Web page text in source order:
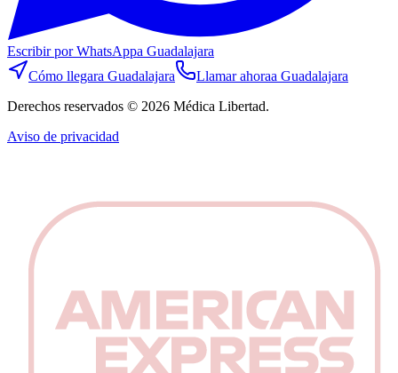
Escribir por WhatsAppa Guadalajara
Cómo llegara Guadalajara Llamar ahoraa Guadalajara
Derechos reservados © 2026 Médica Libertad.
Aviso de privacidad